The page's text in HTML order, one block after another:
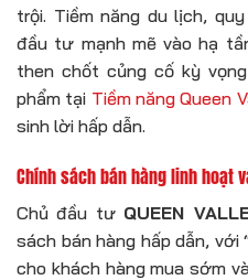
trội. Tiềm năng du lịch,
đầu tư mạnh mẽ vào hạ
then chốt củng cố kỳ
phẩm tại Tiềm năng Queen
sinh lời hấp dẫn.
Chính sách bán hàng linh hoạt
Chủ đầu tư QUEEN
sách bán hàng hấp dẫn,
cho khách hàng mua sớm